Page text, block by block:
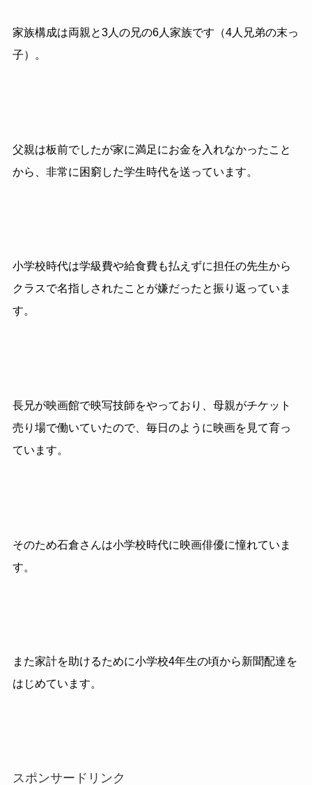
家族構成は両親と3人の兄の6人家族です（4人兄弟の末っ
子）。
父親は板前でしたが家に満足にお金を入れなかったこと
から、非常に困窮した学生時代を送っています。
小学校時代は学級費や給食費も払えずに担任の先生から
クラスで名指しされたことが嫌だったと振り返っていま
す。
長兄が映画館で映写技師をやっており、母親がチケット
売り場で働いていたので、毎日のように映画を見て育っ
ています。
そのため石倉さんは小学校時代に映画俳優に憧れていま
す。
また家計を助けるために小学校4年生の頃から新聞配達を
はじめています。
スポンサードリンク